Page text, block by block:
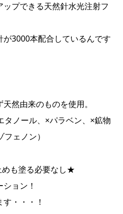
プできる天然針水光注射フ
3000本配合しているんです
然由来のものを使用。
タノール、×パラベン、×鉱物
ェノン）
めも塗る必要なし★
ョン！
・・・！